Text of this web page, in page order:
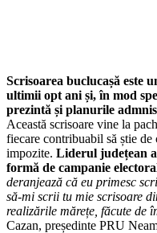
Scrisoarea buclucașă este
ultimii opt ani și, în mod
prezintă și planurile
Această scrisoare vine la
fiecare contribuabil să știe de
impozite. Liderul județean
formă de campanie
deranjează că eu primesc
să-mi scrii tu mie scrisoare
realizările mărețe, făcute de
Cazan, președinte PRU